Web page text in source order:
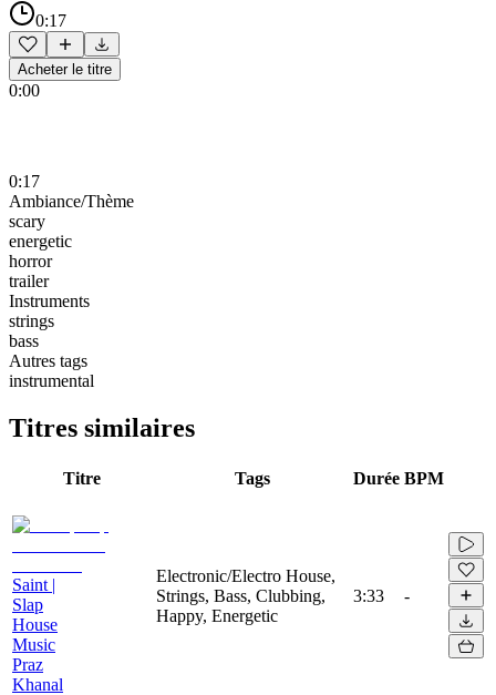
0:17
Acheter le titre
0:00
0:17
Ambiance/Thème
scary
energetic
horror
trailer
Instruments
strings
bass
Autres tags
instrumental
Titres similaires
Titre Tags Durée BPM
Saint |
Slap
House
Music
Praz
Khanal
Electronic/Electro House,
Strings, Bass, Clubbing,
Happy, Energetic
3:33 -